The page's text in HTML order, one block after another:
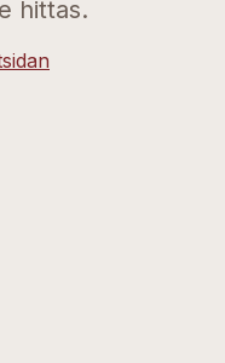
hittas.